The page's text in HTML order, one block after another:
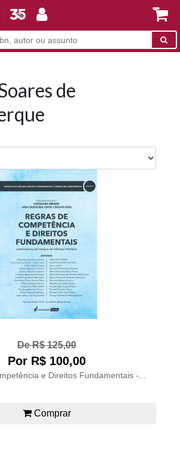
de
De R$ 125,00
Por R$ 100,00
e Direitos Fundamentais -...
Comprar